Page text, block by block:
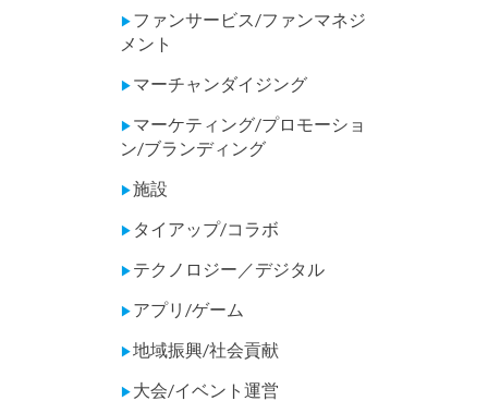
▶ ファンサービス/ファンマネジ
メント
▶ マーチャンダイジング
▶ マーケティング/プロモーショ
ン/ブランディング
▶施設
▶ タイアップ/コラボ
▶ テクノロジー／デジタル
▶ アプリ/ゲーム
▶地域振興/社会貢献
▶ 大会/イベント運営